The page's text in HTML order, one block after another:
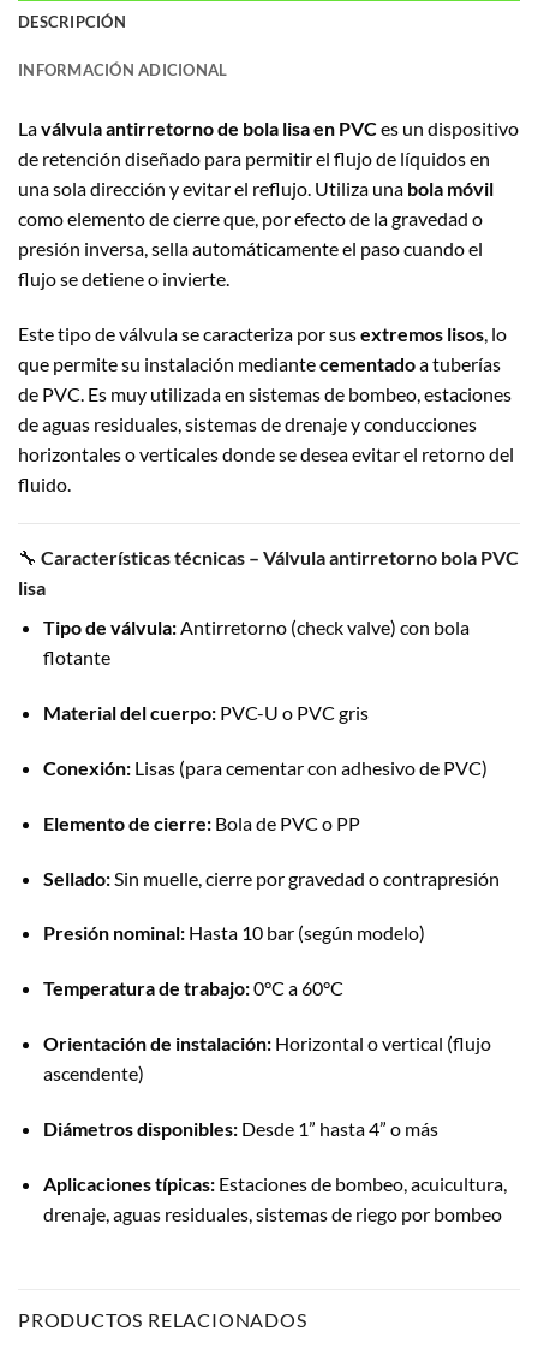
DESCRIPCIÓN
INFORMACIÓN ADICIONAL
Laválvula antirretorno de bola lisa en PVCes un dispositivo
de retención diseñado para permitir el flujo de líquidos en
una sola dirección y evitar el reflujo. Utiliza una bola móvil
como elemento de cierre que, por efecto de la gravedad o
presión inversa, sella automáticamente el paso cuando el
flujo se detiene o invierte.
Este tipo de válvula se caracteriza por susextremos lisos , lo
que permite su instalación mediantecementadoa tuberías
de PVC. Es muy utilizada en sistemas de bombeo, estaciones
de aguas residuales, sistemas de drenaje y conducciones
horizontales o verticales donde se desea evitar el retorno del
fluido.
🔧 Características técnicas – Válvula antirretorno bola PVC
lisa
Tipo de válvula:Antirretorno (check valve) con bola
flotante
Material del cuerpo:PVC-U o PVC gris
Conexión:Lisas (para cementar con adhesivo de PVC)
Elemento de cierre:Bola de PVC o PP
Sellado:Sin muelle, cierre por gravedad o contrapresión
Presión nominal:Hasta 10 bar (según modelo)
Temperatura de trabajo:0°C a 60°C
Orientación de instalación:Horizontal o vertical (flujo
ascendente)
Diámetros disponibles:Desde 1” hasta 4” o más
Aplicaciones típicas:Estaciones de bombeo, acuicultura,
drenaje, aguas residuales, sistemas de riego por bombeo
PRODUCTOS RELACIONADOS